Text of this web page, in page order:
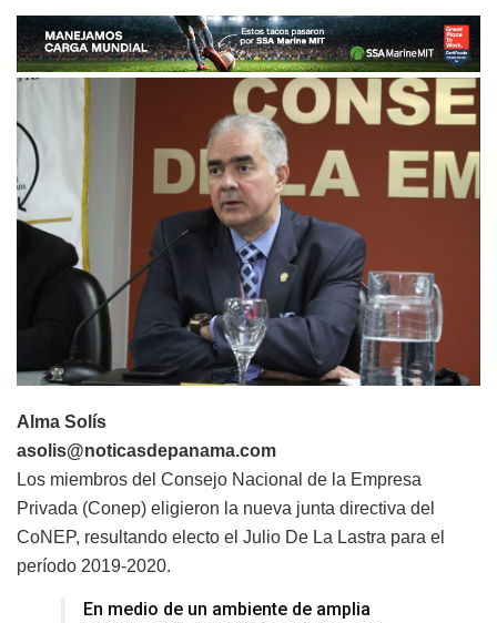
Alma Solís
asolis@noticasdepanama.com
Los miembros del Consejo Nacional de la Empresa
Privada (Conep) eligieron la nueva junta directiva del
CoNEP, resultando electo el Julio De La Lastra para el
período 2019-2020.
En medio de un ambiente de amplia